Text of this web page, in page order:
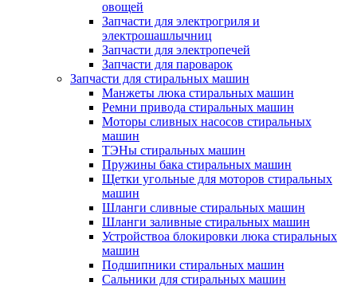
овощей
Запчасти для электрогриля и
электрошашлычниц
Запчасти для электропечей
Запчасти для пароварок
Запчасти для стиральных машин
Манжеты люка стиральных машин
Ремни привода стиральных машин
Моторы сливных насосов стиральных
машин
ТЭНы стиральных машин
Пружины бака стиральных машин
Щетки угольные для моторов стиральных
машин
Шланги сливные стиральных машин
Шланги заливные стиральных машин
Устройствоа блокировки люка стиральных
машин
Подшипники стиральных машин
Сальники для стиральных машин